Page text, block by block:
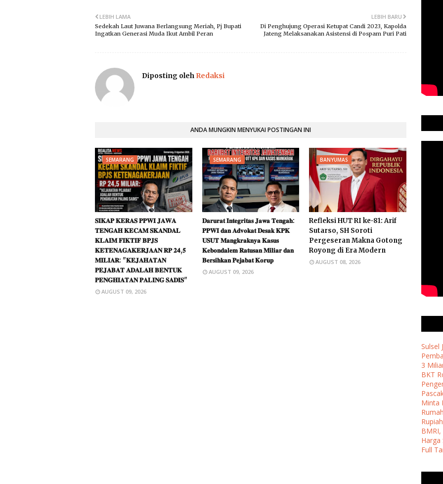
LEBIH BARU
Di Penghujung Operasi Ketupat Candi 2023, Kapolda
Jateng Melaksanakan Asistensi di Pospam Puri Pati
LEBIH LAMA
Sedekah Laut Juwana Berlangsung Meriah, Pj Bupati
Ingatkan Generasi Muda Ikut Ambil Peran
Diposting oleh Redaksi
ANDA MUNGKIN MENYUKAI POSTINGAN INI
SEMARANG
𝐒𝐈𝐊𝐀𝐏 𝐊𝐄𝐑𝐀𝐒 𝐏𝐏𝐖𝐈 𝐉𝐀𝐖𝐀
𝐓𝐄𝐍𝐆𝐀𝐇 𝐊𝐄𝐂𝐀𝐌 𝐒𝐊𝐀𝐍𝐃𝐀𝐋
𝐊𝐋𝐀𝐈𝐌 𝐅𝐈𝐊𝐓𝐈𝐅 𝐁𝐏𝐉𝐒
𝐊𝐄𝐓𝐄𝐍𝐀𝐆𝐀𝐊𝐄𝐑𝐉𝐀𝐀𝐍 𝐑𝐏 𝟐𝟒,𝟓
𝐌𝐈𝐋𝐈𝐀𝐑: "𝐊𝐄𝐉𝐀𝐇𝐀𝐓𝐀𝐍
𝐏𝐄𝐉𝐀𝐁𝐀𝐓 𝐀𝐃𝐀𝐋𝐀𝐇 𝐁𝐄𝐍𝐓𝐔𝐊
𝐏𝐄𝐍𝐆𝐇𝐈𝐀𝐓𝐀𝐍 𝐏𝐀𝐋𝐈𝐍𝐆 𝐒𝐀𝐃𝐈𝐒"
AUGUST 09, 2026
SEMARANG
𝐃𝐚𝐫𝐮𝐫𝐚𝐭 𝐈𝐧𝐭𝐞𝐠𝐫𝐢𝐭𝐚𝐬 𝐉𝐚𝐰𝐚 𝐓𝐞𝐧𝐠𝐚𝐡:
𝐏𝐏𝐖𝐈 𝐝𝐚𝐧 𝐀𝐝𝐯𝐨𝐤𝐚𝐭 𝐃𝐞𝐬𝐚𝐤 𝐊𝐏𝐊
𝐔𝐒𝐔𝐓 𝐌𝐚𝐧𝐠𝐤𝐫𝐚𝐤𝐧𝐲𝐚 𝐊𝐚𝐬𝐮𝐬
𝐊𝐞𝐛𝐨𝐧𝐝𝐚𝐥𝐞𝐦 𝐑𝐚𝐭𝐮𝐬𝐚𝐧 𝐌𝐢𝐥𝐢𝐚𝐫 𝐝𝐚𝐧
𝐁𝐞𝐫𝐬𝐢𝐡𝐤𝐚𝐧 𝐏𝐞𝐣𝐚𝐛𝐚𝐭 𝐊𝐨𝐫𝐮𝐩
AUGUST 09, 2026
BANYUMAS
Refleksi HUT RI ke-81: Arif
Sutarso, SH Soroti
Pergeseran Makna Gotong
Royong di Era Modern
AUGUST 08, 2026
Sulsel
3
BKT
Minta
Rumah
Harga
Full